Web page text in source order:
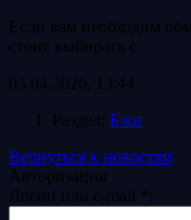
Если вам необходим
стоит выбирать с
03.04.2026, 13:44
Раздел: Блог
Вернуться к новостям
Авторизация
Логин или e-mail
: